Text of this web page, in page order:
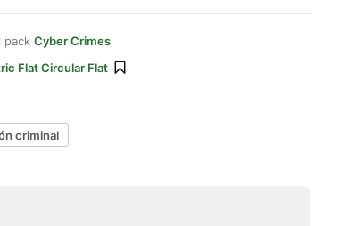
pack Cyber Crimes
Flat Circular Flat
criminal